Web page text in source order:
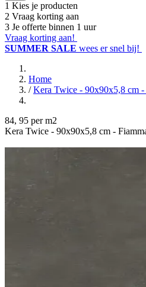
1 Kies je producten
2 Vraag korting aan
3 Je offerte binnen 1 uur
Vraag korting aan!
SUMMER SALE wees er snel bij!
Home
/ Kera Twice - 90x90x5,8 cm
84, 95 per m2
Kera Twice - 90x90x5,8 cm -